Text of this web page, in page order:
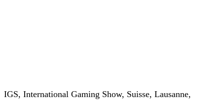
IGS, International Gaming Show, Suisse, Lausanne,